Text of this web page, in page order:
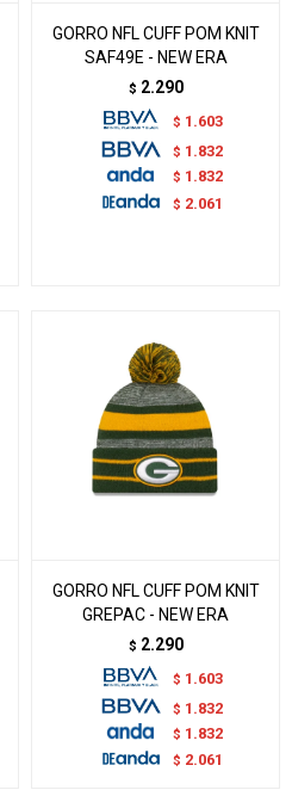
GORRO NFL CUFF POM KNIT
SAF49E - NEW ERA
$ 2.290
$ 1.603
$ 1.832
$ 1.832
$ 2.061
GORRO NFL CUFF POM KNIT
GREPAC - NEW ERA
$ 2.290
$ 1.603
$ 1.832
$ 1.832
$ 2.061